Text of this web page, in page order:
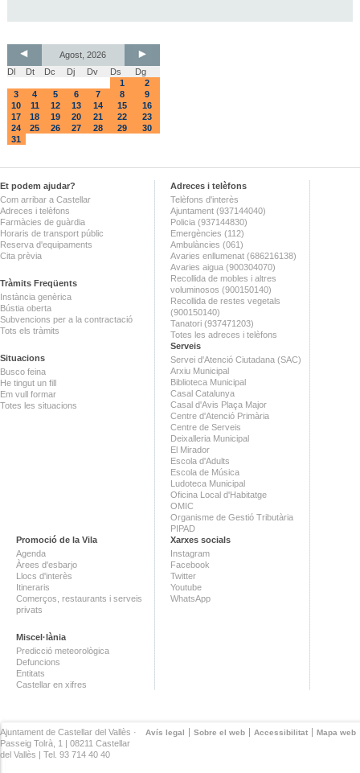
Agost, 2026
Dl
Dt Dc Dj Dv Ds
Dg
1
2
3
4 5 6 7 8
9
10
11 12 13 14 15
16
17
18 19 20 21 22
23
24
25 26 27 28 29
30
31
Et podem ajudar?
Com arribar a Castellar
Adreces i telèfons
Farmàcies de guàrdia
Horaris de transport públic
Reserva d'equipaments
Cita prèvia
Tràmits Freqüents
Instància genèrica
Bústia oberta
Subvencions per a la contractació
Tots els tràmits
Situacions
Busco feina
He tingut un fill
Em vull formar
Totes les situacions
Adreces i telèfons
Telèfons d'interès
Ajuntament (937144040)
Policia (937144830)
Emergències (112)
Ambulàncies (061)
Avaries enllumenat (686216138)
Avaries aigua (900304070)
Recollida de mobles i altres
voluminosos (900150140)
Recollida de restes vegetals
(900150140)
Tanatori (937471203)
Totes les adreces i telèfons
Serveis
Servei d'Atenció Ciutadana (SAC)
Arxiu Municipal
Biblioteca Municipal
Casal Catalunya
Casal d'Avis Plaça Major
Centre d'Atenció Primària
Centre de Serveis
Deixalleria Municipal
El Mirador
Escola d'Adults
Escola de Música
Ludoteca Municipal
Oficina Local d'Habitatge
OMIC
Organisme de Gestió Tributària
PIPAD
Promoció de la Vila
Agenda
Àrees d'esbarjo
Llocs d'interès
Itineraris
Comerços, restaurants i serveis
privats
Miscel·lània
Predicció meteorològica
Defuncions
Entitats
Castellar en xifres
Xarxes socials
Instagram
Facebook
Twitter
Youtube
WhatsApp
Avís legal Sobre el web Accessibilitat Mapa web
Ajuntament de Castellar del Vallès ·
Passeig Tolrà, 1 | 08211 Castellar
del Vallès | Tel. 93 714 40 40